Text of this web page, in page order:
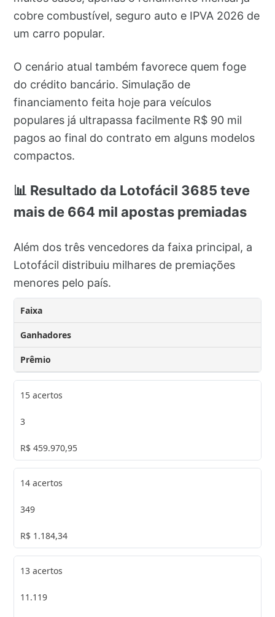
cobre combustível, seguro auto e IPVA 2026 de
um carro popular.
O cenário atual também favorece quem foge
do crédito bancário. Simulação de
financiamento feita hoje para veículos
populares já ultrapassa facilmente R$ 90 mil
pagos ao final do contrato em alguns modelos
compactos.
📊 Resultado da Lotofácil 3685 teve
mais de 664 mil apostas premiadas
Além dos três vencedores da faixa principal, a
Lotofácil distribuiu milhares de premiações
menores pelo país.
Faixa
Ganhadores
Prêmio
15 acertos
3
R$ 459.970,95
14 acertos
349
R$ 1.184,34
13 acertos
11.119